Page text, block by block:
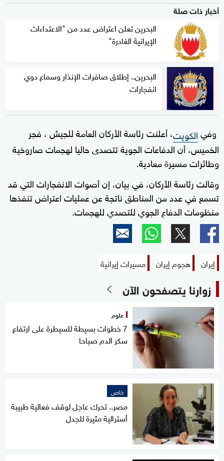
أخبار ذات صلة
البحرين تعلن اعتراض عدد من "الاعتداءات
الإيرانية الغادرة"
البحرين.. إطلاق صافرات الإنذار وسماع دوي
انفجارات
وفيالكويت، أعلنت رئاسة الأركان العامة للجيش ، فجر
الخميس، أن الدفاعات الجوية تتصدى حاليا لهجمات صاروخية
وطائرات مسيرة معادية.
وقالت رئاسة الأركان، في بيان، إن أصوات الانفجارات التي قد
تسمع في عدد من المناطق ناتجة عن عمليات اعتراض تنفذها
منظومات الدفاع الجوي للتصدي للهجمات.
إيران هجوم إيران مسيرات إيرانية
زوارنا يتصفحون الآن
علوم
7 خطوات بسيطة للسيطرة على ارتفاع
سكر الدم صباحا
خاص
مصر.. تحرك عاجل لوقف فعالية طبيبة
أسترالية مثيرة للجدل